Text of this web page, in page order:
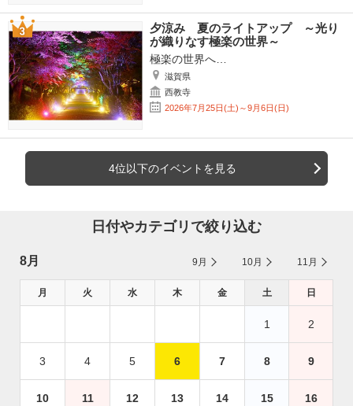
夕涼み 夏のライトアップ ～光り
が織りなす極楽の世界～
極楽の世界へ…
滋賀県
西教寺
2026年7月25日(土)～9月6日(日)
4位以下のイベントを見る
日付やカテゴリで絞り込む
8月 9月 10月 11月
月 火 水 木 金 土 日
1 2
3 4 5 6 7 8 9
10 11 12 13 14 15 16